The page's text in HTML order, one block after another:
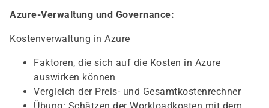
Azure-Verwaltung und Governance:
Kostenverwaltung in Azure
Faktoren, die sich auf die Kosten in Azure
auswirken können
Vergleich der Preis- und Gesamtkostenrechner